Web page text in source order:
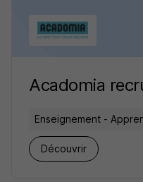
Acadomia
Enseignement -
Découvrir